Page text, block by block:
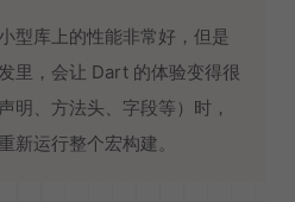
型库上的性能非常好，但是
里，会让 Dart 的体验变得很
明、方法头、字段等）时，
新运行整个宏构建。